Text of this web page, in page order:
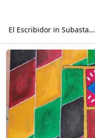
El Escribidorin Subasta...
Read more about Subasta...